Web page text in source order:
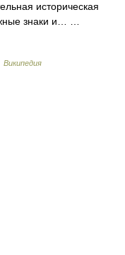
историческая
знаки и… …
Википедия